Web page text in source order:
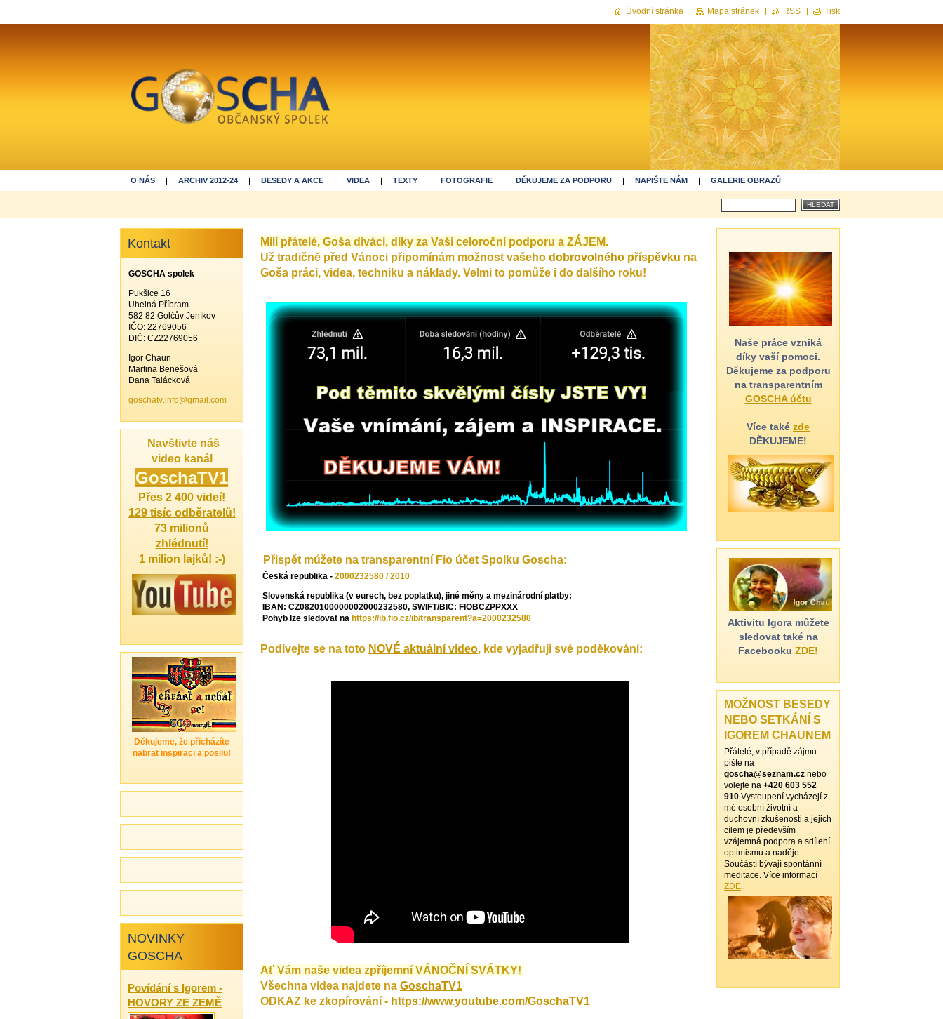
O NÁS ARCHIV 2012-24 BESEDY A AKCE VIDEA TEXTY FOTOGRAFIE DĚKUJEME ZA PODPORU NAPIŠTE NÁM GALERIE OBRAZŮ
Milí přátelé, Goša diváci, díky za Vaši celoroční podporu a ZÁJEM.
Už tradičně před Vánoci připomínám možnost vašeho dobrovolného příspěvku na
Goša práci, videa, techniku a náklady. Velmi to pomůže i do dalšího roku!
Přispět můžete na transparentní Fio účet Spolku Goscha:
Česká republika - 2000232580 / 2010
Slovenská republika (v eurech, bez poplatku), jiné měny a mezinárodní platby:
IBAN: CZ0820100000002000232580, SWIFT/BIC: FIOBCZPPXXX
Pohyb lze sledovat na https://ib.fio.cz/ib/transparent?a=2000232580
Podívejte se na toto NOVÉ aktuální video, kde vyjadřuji své poděkování:
Ať Vám naše videa zpříjemní VÁNOČNÍ SVÁTKY!
Všechna videa najdete na GoschaTV1
ODKAZ ke zkopírování - https://www.youtube.com/GoschaTV1
Naše práce vzniká
díky vaší pomoci.
Děkujeme za podporu
na transparentním
GOSCHA účtu
Více také zde
DĚKUJEME!
Aktivitu Igora můžete
sledovat také na
Facebooku ZDE!
MOŽNOST BESEDY
NEBO SETKÁNÍ S
IGOREM CHAUNEM
Přátelé, v případě zájmu
pište na
goscha@seznam.cz nebo
volejte na +420 603 552
910 Vystoupení vycházejí z
mé osobní životní a
duchovní zkušenosti a jejich
cílem je především
vzájemná podpora a sdílení
optimismu a naděje.
Součástí bývají spontánní
meditace. Více informací
ZDE
Kontakt
GOSCHA spolek
Pukšice 16
Uhelná Příbram
582 82 Golčův Jeníkov
IČO: 22769056
DIČ: CZ22769056
Igor Chaun
Martina Benešová
Dana Talácková
goschatv.info@gmail.com
Navštivte náš
video kanál
GoschaTV1
Přes 2 400 videí!
129 tisíc odběratelů!
73 milionů
zhlédnutí!
1 milion lajků! :-)
Děkujeme, že přicházíte
nabrat inspiraci a posilu!
NOVINKY
GOSCHA
Povídání s Igorem -
HOVORY ZE ZEMĚ
Úvodní stránka Mapa stránek RSS Tisk